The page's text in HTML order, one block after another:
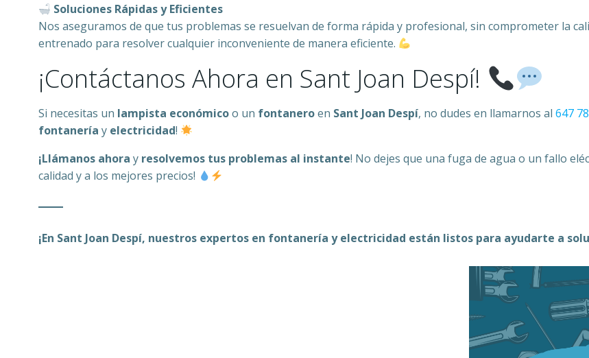
Soluciones Rápidas y Eficientes
Nos aseguramos de que tus problemas se resuelvan de forma rápida y profesional, sin comprometer la
entrenado para resolver cualquier inconveniente de manera eficiente.
¡Contáctanos Ahora en Sant Joan Despí!
Si necesitas un lampista económicoo un fontaneroen Sant Joan Despí, no dudes en llamarnos al 647
fontanería y electricidad!
¡Llámanos ahora y resolvemos tus problemas al instante! No dejes que una fuga de agua o un fallo
calidad y a los mejores precios!
¡En Sant Joan Despí, nuestros expertos en fontanería y electricidad están listos para ayudarte a